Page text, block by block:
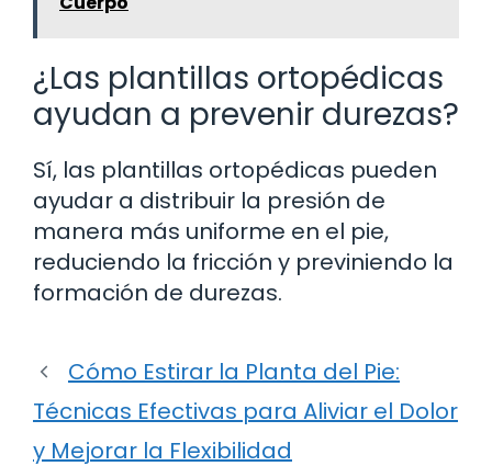
¿Las plantillas ortopédicas
ayudan a prevenir durezas?
Sí, las plantillas ortopédicas pueden
ayudar a distribuir la presión de
manera más uniforme en el pie,
reduciendo la fricción y previniendo la
formación de durezas.
Cómo Estirar la Planta del Pie:
Técnicas Efectivas para Aliviar el Dolor
y Mejorar la Flexibilidad